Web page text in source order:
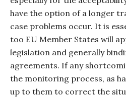
have the option of a longer
case problems occur. It is
too EU Member States will
legislation and generally
agreements. If any
the monitoring process, as
up to them to correct the